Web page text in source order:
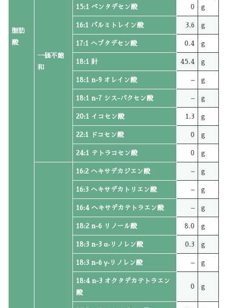
脂肪
酸
一価不飽
和
15:1 ペンタデセン酸 0 g
16:1 パルミトレイン酸 3.6 g
17:1 ヘプタデセン酸 0.4 g
18:1 計 45.4 g
18:1 n-9 オレイン酸 – g
18:1 n-7 シス-バクセン酸 – g
20:1 イコセン酸 1.3 g
22:1 ドコセン酸 0 g
24:1 テトラコセン酸 0 g
16:2 ヘキサデカジエン酸 – g
16:3 ヘキサデカトリエン酸 – g
16:4 ヘキサデカテトラエン酸 – g
18:2 n-6 リノール酸 8.0 g
18:3 n-3 α‐リノレン酸 0.3 g
18:3 n-6 γ‐リノレン酸 – g
18:4 n-3 オクタデカテトラエン
酸
0 g